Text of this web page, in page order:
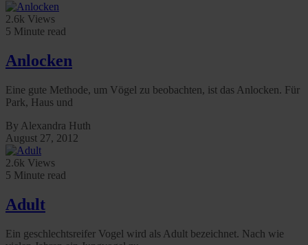
2.6k Views
5 Minute read
Anlocken
Eine gute Methode, um Vögel zu beobachten, ist das Anlocken. Für
Park, Haus und
By Alexandra Huth
August 27, 2012
2.6k Views
5 Minute read
Adult
Ein geschlechtsreifer Vogel wird als Adult bezeichnet. Nach wie